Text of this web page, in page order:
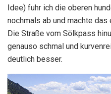
Idee) fuhr ich die oberen
nochmals ab und machte das
Die Straße vom Sölkpass
genauso schmal und
deutlich besser.